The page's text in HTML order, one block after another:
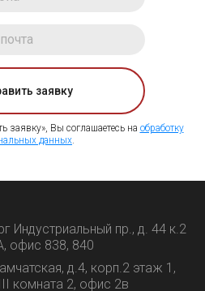
заявку
заявку», Вы соглашаетесь на обработку
данных.
Индустриальный пр., д. 44 к.2
офис 838, 840
д.4, корп.2 этаж 1,
комната 2, офис 2в